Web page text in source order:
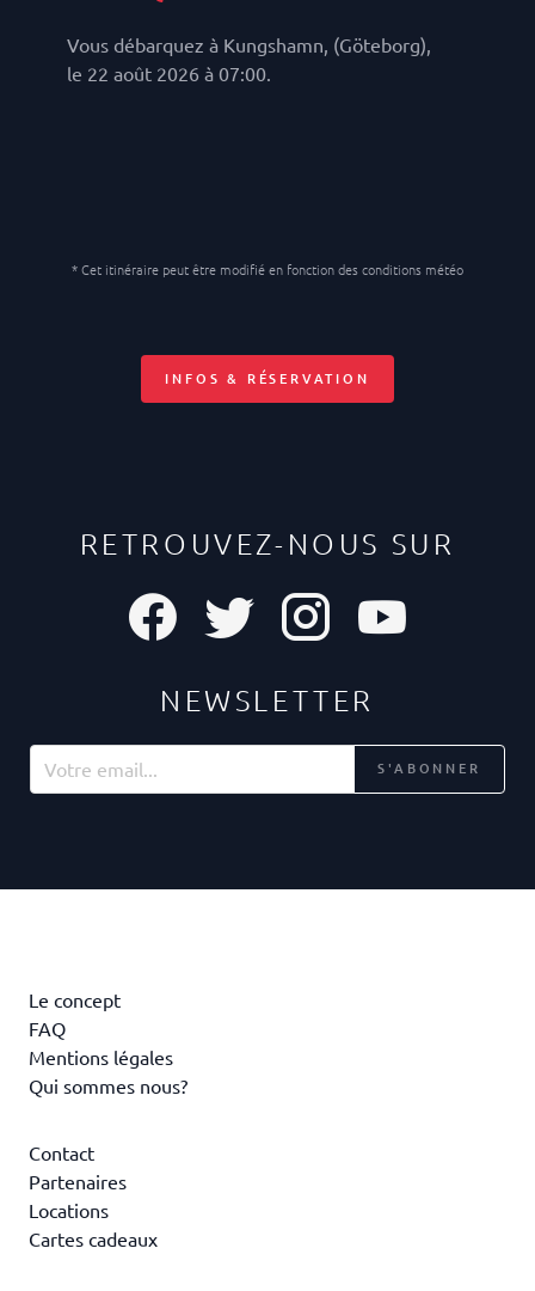
Vous débarquez à Kungshamn, (Göteborg),
le 22 août 2026 à 07:00.
* Cet itinéraire peut être modifié en fonction des conditions météo
INFOS & RÉSERVATION
RETROUVEZ-NOUS SUR
NEWSLETTER
S'ABONNER
Le concept
FAQ
Mentions légales
Qui sommes nous?
Contact
Partenaires
Locations
Cartes cadeaux